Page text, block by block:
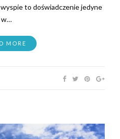
to doświadczenie jedyne
w…
MORE